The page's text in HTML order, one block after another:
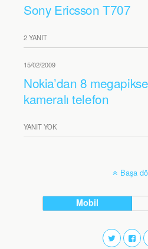
Sony Ericsson T707
2 YANIT
15/02/2009
Nokia’dan 8
kameralı telefon
YANIT YOK
Başa
Mobil